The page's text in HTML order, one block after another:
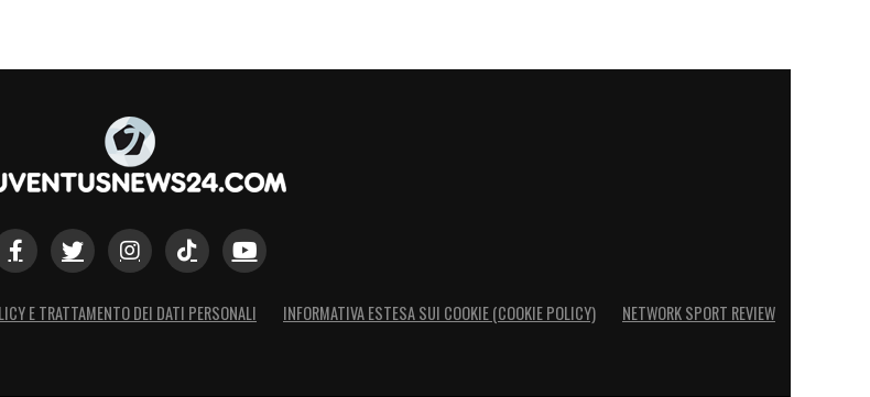
E TRATTAMENTO DEI DATI PERSONALI INFORMATIVA ESTESA SUI COOKIE (COOKIE POLICY) NETWORK SPORT REVIEW